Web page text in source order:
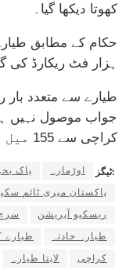
کھوتا دیکھا گیا۔
ہزار فٹ ریکارڈ کی
طیارے سے متعدد
کراچی سے 155 میل مغرب میں ریڈار سے غائب ہوگیا۔
ٹیگز: اوڑمارہ پاک
پاکستان میری ٹائم
ریسکیو آپریشن
طیارہ حادثہ
طیارے
کراچی
لاپتا طیارہ